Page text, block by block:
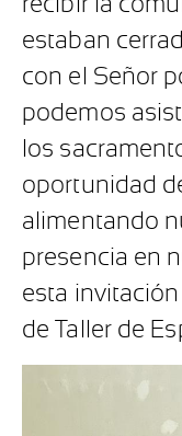
estaban
con el Señor
podemos
los
oportunidad
alimentando
presencia en
esta
de Taller de